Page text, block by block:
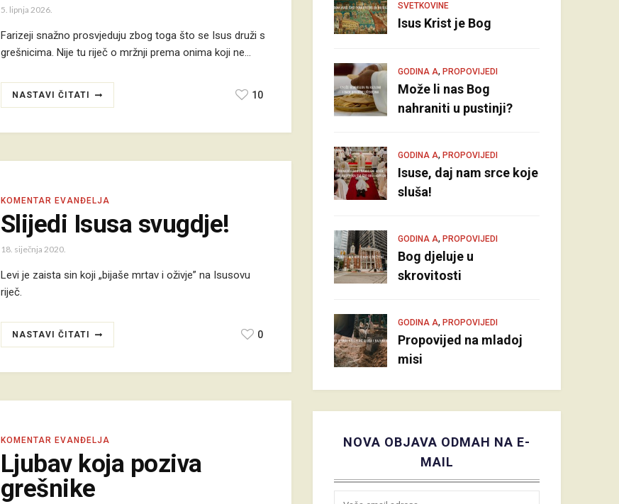
5. lipnja 2026.
Farizeji snažno prosvjeduju zbog toga što se Isus druži s
grešnicima. Nije tu riječ o mržnji prema onima koji ne…
NASTAVI ČITATI 10
KOMENTAR EVANĐELJA
Slijedi Isusa svugdje!
18. siječnja 2020.
Levi je zaista sin koji „bijaše mrtav i oživje” na Isusovu
riječ.
NASTAVI ČITATI 0
KOMENTAR EVANĐELJA
Ljubav koja poziva
grešnike
SVETKOVINE
Isus Krist je Bog
GODINA A, PROPOVIJEDI
Može li nas Bog
nahraniti u pustinji?
GODINA A, PROPOVIJEDI
Isuse, daj nam srce koje
sluša!
GODINA A, PROPOVIJEDI
Bog djeluje u
skrovitosti
GODINA A, PROPOVIJEDI
Propovijed na mladoj
misi
NOVA OBJAVA ODMAH NA E-
MAIL